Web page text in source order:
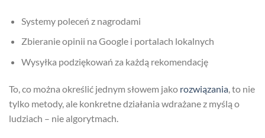
Systemy poleceń z nagrodami
Zbieranie opinii na Google i portalach lokalnych
Wysyłka podziękowań za każdą rekomendację
To, co można określić jednym słowem jako rozwiązania , to nie
tylko metody, ale konkretne działania wdrażane z myślą o
ludziach – nie algorytmach.